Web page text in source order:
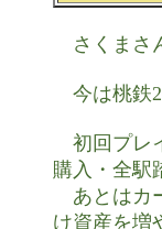
さくまさ
今は桃鉄
初回プレ
購入・全駅
あとはカ
け資産を増